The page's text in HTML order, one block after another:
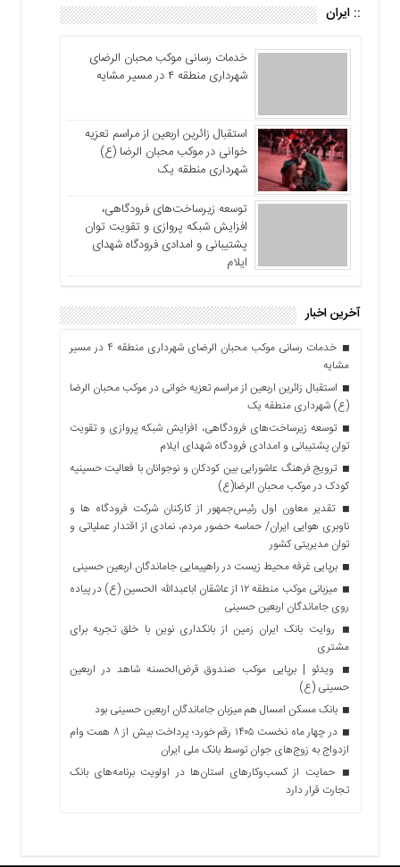
:: ایران
خدمات رسانی موکب محبان الرضای
شهرداری منطقه ۴ در مسیر مشایه
استقبال زائرین اربعین از مراسم تعزیه
خوانی در موکب محبان الرضا (ع)
شهرداری منطقه یک
توسعه زیرساخت‌های فرودگاهی،
افزایش شبکه پروازی و تقویت توان
پشتیبانی و امدادی فرودگاه شهدای
ایلام
آخرین اخبار
خدمات رسانی موکب محبان الرضای شهرداری منطقه ۴ در مسیر
مشایه
استقبال زائرین اربعین از مراسم تعزیه خوانی در موکب محبان الرضا
(ع) شهرداری منطقه یک
توسعه زیرساخت‌های فرودگاهی، افزایش شبکه پروازی و تقویت
توان پشتیبانی و امدادی فرودگاه شهدای ایلام
ترویج فرهنگ عاشورایی بین کودکان و نوجوانان با فعالیت حسینیه
کودک در موکب محبان الرضا(ع)
تقدیر معاون اول رئیس‌جمهور از کارکنان شرکت فرودگاه ها و
ناوبری هوایی ایران/ حماسه حضور مردم، نمادی از اقتدار عملیاتی و
توان مدیریتی کشور
برپایی غرفه محیط زیست در راهپیمایی جاماندگان اربعین حسینی
میزبانی موکب منطقه ۱۲ از عاشقان اباعبدالله الحسین (ع) در پیاده
روی جاماندگان اربعین حسینی
روایت بانک ایران زمین از بانکداری نوین با خلق تجربه برای
مشتری
ویدئو | برپایی موکب صندوق قرض‌الحسنه شاهد در اربعین
حسینی (ع)
بانک مسکن امسال هم میزبان جاماندگان اربعین حسینی بود
در چهار ماه نخست ۱۴۰۵ رقم خورد؛ پرداخت بیش از ۸ همت وام
ازدواج به زوج‌های جوان توسط بانک ملی ایران
حمایت از کسب‌وکارهای استان‌ها در اولویت برنامه‌های بانک
تجارت قرار دارد